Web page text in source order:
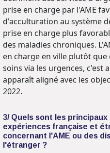
prise en charge par l'AME
d'acculturation au système
prise en charge plus
des maladies chroniques.
en charge en ville plutôt
soins via les urgences, c'est
apparaît aligné avec les
2022.
3/ Quels sont les
expériences française et
concernant l'AME ou des
l'étranger ?